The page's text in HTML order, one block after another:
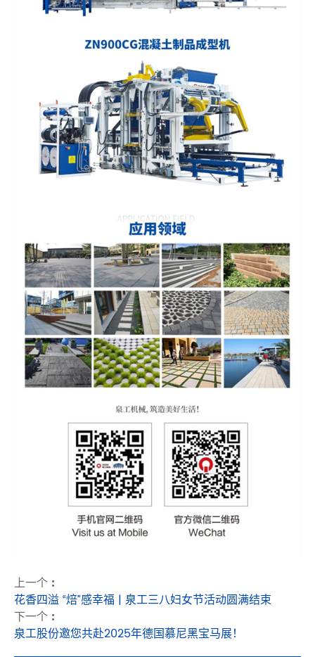
上一个 :
花香四溢 “焙”感幸福 | 泉工三八妇女节活动圆满结束
下一个 :
泉工股份邀您共赴2025年德国慕尼黑宝马展！